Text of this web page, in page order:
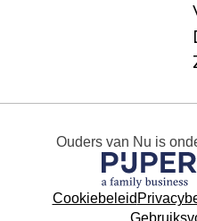
Ouders van Nu is
Cookiebeleid